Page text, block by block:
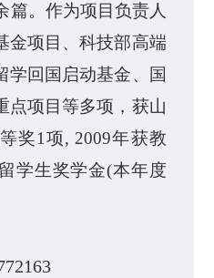
篇。作为项目负责人
金项目 、科技部高端
学回国启动基金、
国
点项目等多项 ， 获山
奖1项, 2009年获教
学生奖学金(本年度